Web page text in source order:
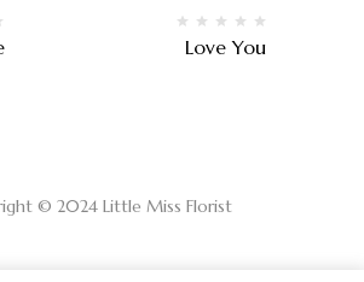
Love You
© 2024 Little Miss Florist